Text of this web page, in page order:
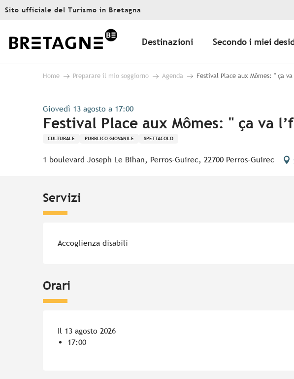
Aller
principal
Sito ufficiale del Turismo in Bretagna
Destinazioni Secondo i miei
Home Preparare il mio soggiorno Agenda Festival Place aux Mômes: " ça
Giovedì 13 agosto a 17:00
Festival Place aux Mômes: " ça va
CULTURALE PUBBLICO GIOVANILE SPETTACOLO
1 boulevard Joseph Le Bihan, Perros-Guirec, 22700 Perros-Guirec
Servizi
Accoglienza disabili
Orari
Il 13 agosto 2026
17:00